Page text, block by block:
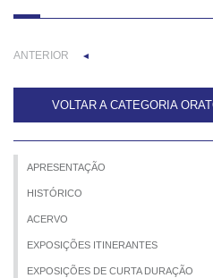
ANTERIOR ◄
VOLTAR A CATEGORIA
APRESENTAÇÃO
HISTÓRICO
ACERVO
EXPOSIÇÕES ITINERANTES
EXPOSIÇÕES DE CURTA DURAÇÃO